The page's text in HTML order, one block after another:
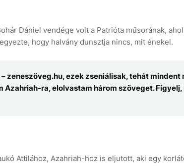
Dániel vendége volt a Patrióta műsorának,
hogy halvány dunsztja nincs, mit énekel.
– zeneszöveg.hu, ezek zseniálisak, tehát mindent
Azahriah-ra, elolvastam három szöveget.
Attilához, Azahriah-hoz is eljutott, aki egy